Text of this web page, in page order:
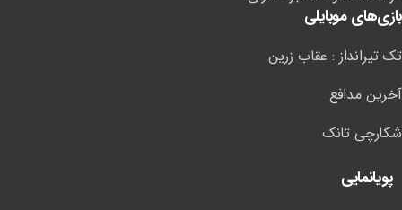
بازی‌های موبایلی
تک تیرانداز : عقاب زرین
آخرین مدافع
شکارچی تانک
پویانمایی